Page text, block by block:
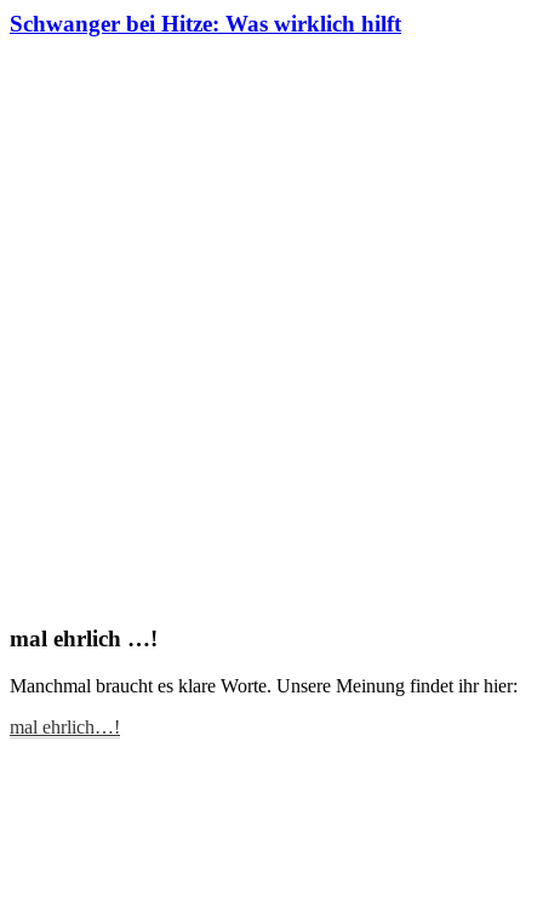
Schwanger bei Hitze: Was wirklich hilft
mal ehrlich …!
Manchmal braucht es klare Worte. Unsere Meinung findet ihr hier:
mal ehrlich…!